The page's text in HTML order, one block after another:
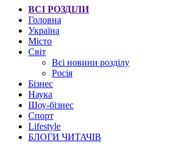
ВСІ РОЗДІЛИ
Головна
Україна
Місто
Світ
Всі новини розділу
Росія
Бізнес
Наука
Шоу-бізнес
Спорт
Lifestyle
БЛОГИ ЧИТАЧІВ